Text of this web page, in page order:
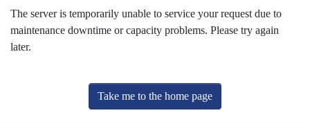
The server is temporarily unable to service your request due to
maintenance downtime or capacity problems. Please try again
later.
Take me to the home page